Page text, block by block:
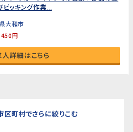
ッキング作業...
大和市
円
人詳細はこちら
町村でさらに絞りこむ